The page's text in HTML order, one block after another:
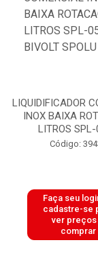
LIQUIDIFICADOR
INOX BAIXA
LITROS SPL-
Código:
Faça seu
cadastre-se
ver preços
comprar